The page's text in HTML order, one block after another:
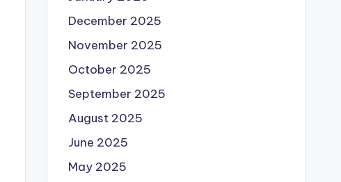
December 2025
November 2025
October 2025
September 2025
August 2025
June 2025
May 2025